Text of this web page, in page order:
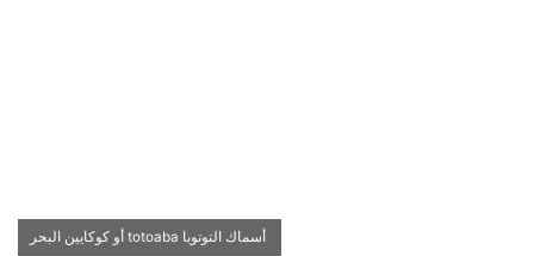
أسماك التوتوبا totoaba أو كوكايين البحر